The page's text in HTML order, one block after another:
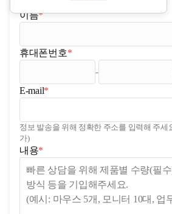
이름*
(필수)
휴대폰번호*
(필수)
-
E-mail*
(필수)
정보 발송을 위해 정확한 주소를 입력해 주세
가)
내용*